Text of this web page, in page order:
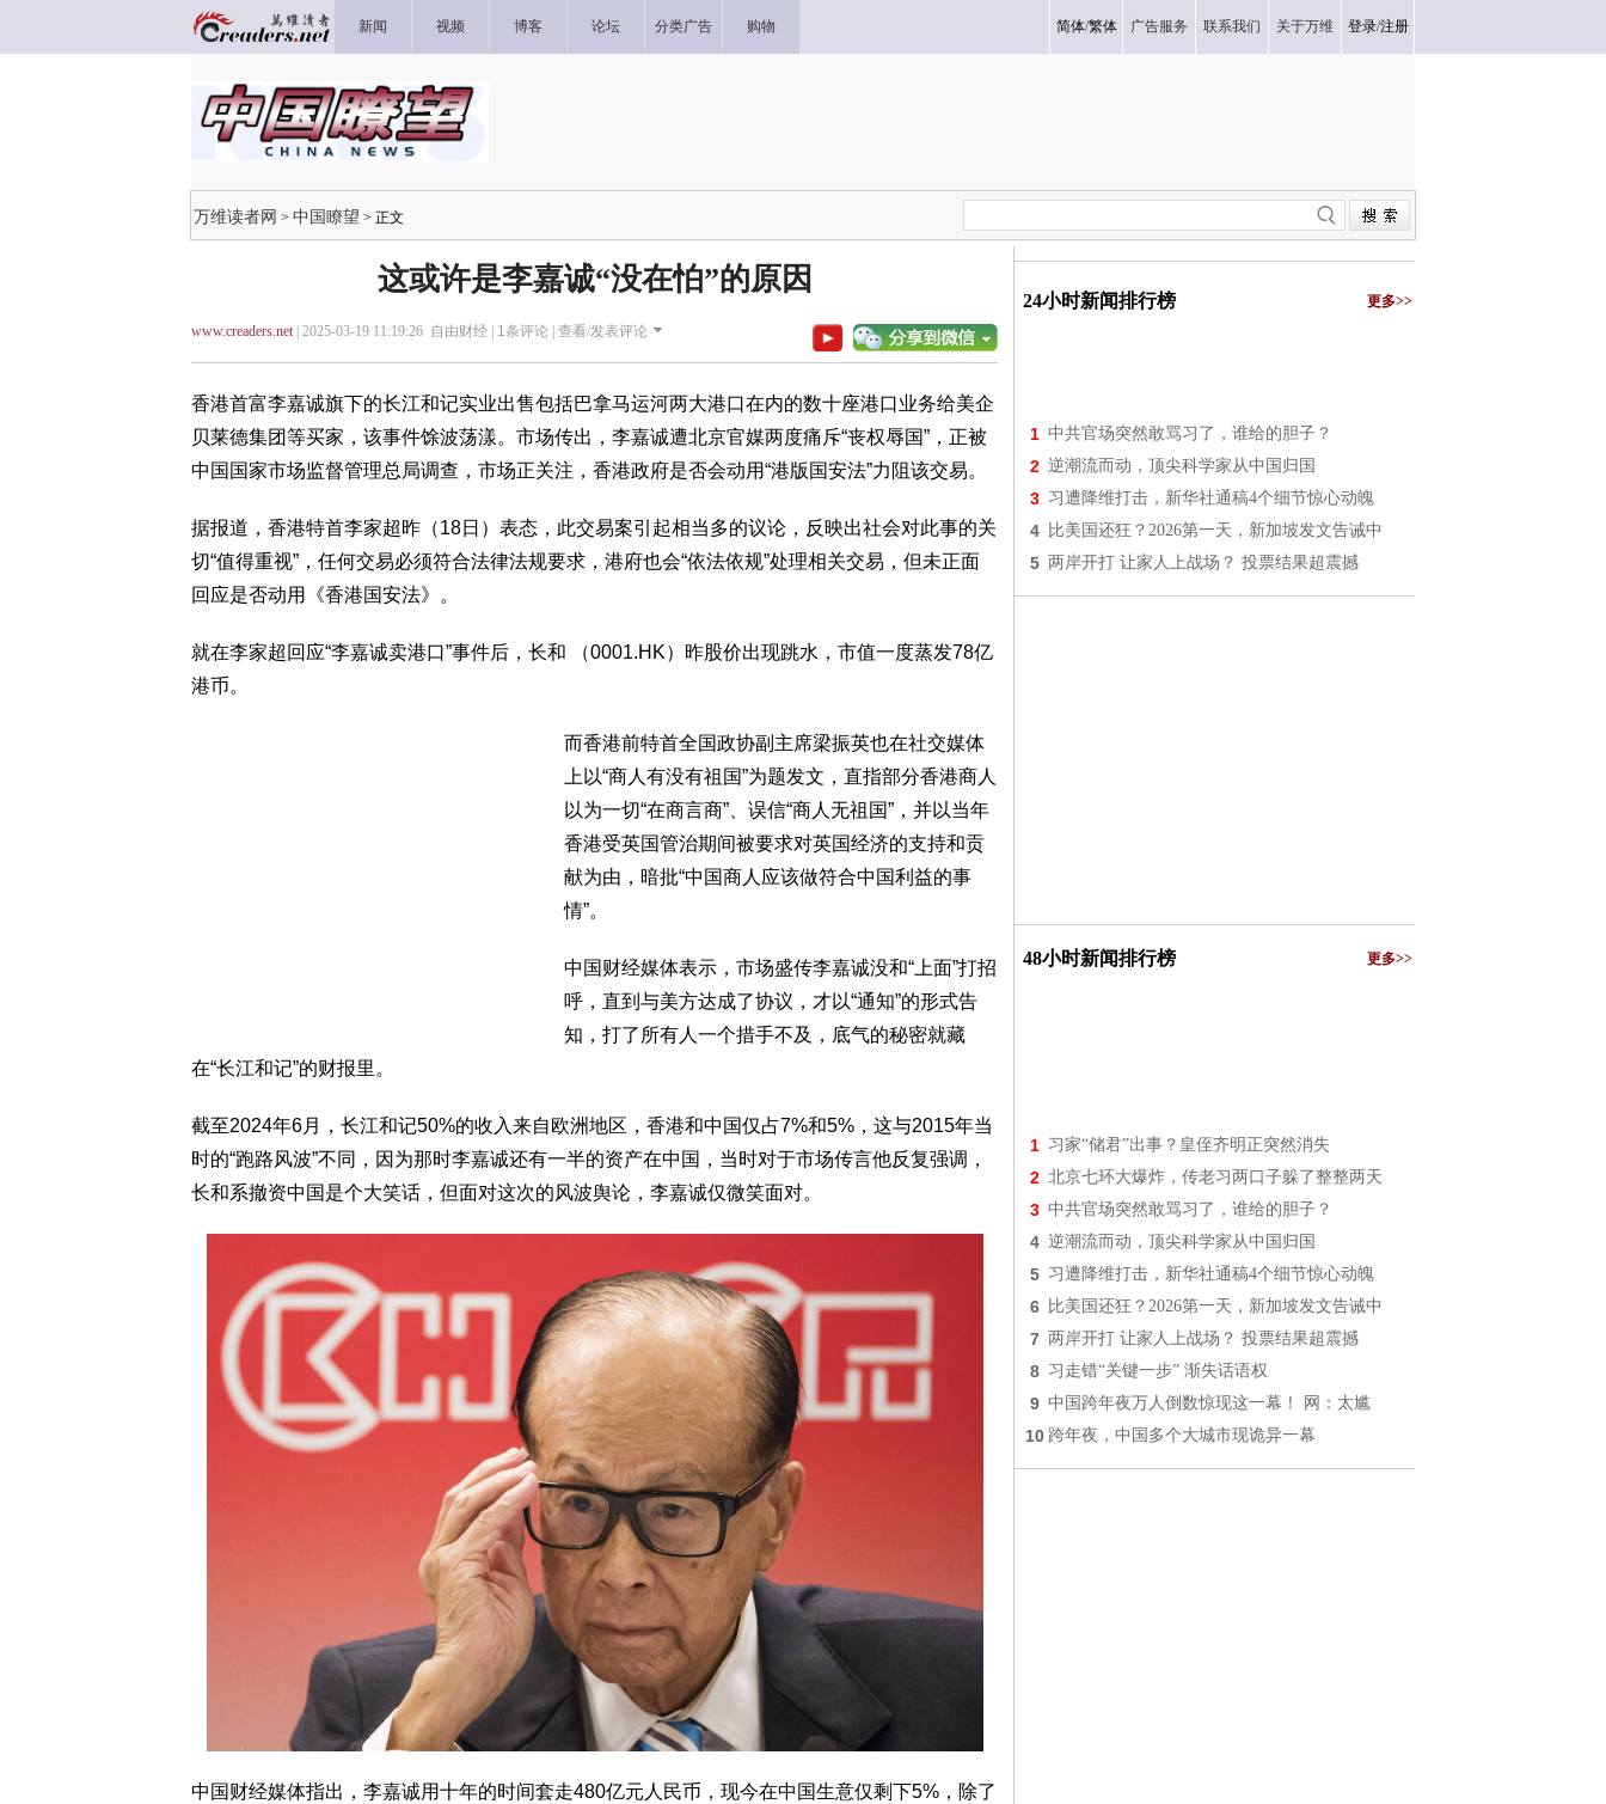
新闻 视频 博客 论坛 分类广告 购物 简体/繁体 广告服务 联系我们 关于万维 登录/注册
万维读者网 > 中国瞭望 > 正文
这或许是李嘉诚“没在怕”的原因
www.creaders.net| 2025-03-19 11:19:26 自由财经 | 1条评论 | 查看/发表评论
香港首富李嘉诚旗下的长江和记实业出售包括巴拿马运河两大港口在内的数十座港口业务给美企
贝莱德集团等买家，该事件馀波荡漾。市场传出，李嘉诚遭北京官媒两度痛斥“丧权辱国”，正被
中国国家市场监督管理总局调查，市场正关注，香港政府是否会动用“港版国安法”力阻该交易。
据报道，香港特首李家超昨（18日）表态，此交易案引起相当多的议论，反映出社会对此事的关
切“值得重视”，任何交易必须符合法律法规要求，港府也会“依法依规”处理相关交易，但未正面
回应是否动用《香港国安法》。
就在李家超回应“李嘉诚卖港口”事件后，长和 （0001.HK）昨股价出现跳水，市值一度蒸发78亿
港币。
而香港前特首全国政协副主席梁振英也在社交媒体
上以“商人有没有祖国”为题发文，直指部分香港商人
以为一切“在商言商”、误信“商人无祖国”，并以当年
香港受英国管治期间被要求对英国经济的支持和贡
献为由，暗批“中国商人应该做符合中国利益的事
情”。
中国财经媒体表示，市场盛传李嘉诚没和“上面”打招
呼，直到与美方达成了协议，才以“通知”的形式告
知，打了所有人一个措手不及，底气的秘密就藏
在“长江和记”的财报里。
截至2024年6月，长江和记50%的收入来自欧洲地区，香港和中国仅占7%和5%，这与2015年当
时的“跑路风波”不同，因为那时李嘉诚还有一半的资产在中国，当时对于市场传言他反复强调，
长和系撤资中国是个大笑话，但面对这次的风波舆论，李嘉诚仅微笑面对。
中国财经媒体指出，李嘉诚用十年的时间套走480亿元人民币，现今在中国生意仅剩下5%，除了
24小时新闻排行榜 更多>>
1 中共官场突然敢骂习了，谁给的胆子？
2 逆潮流而动，顶尖科学家从中国归国
3 习遭降维打击，新华社通稿4个细节惊心动魄
4 比美国还狂？2026第一天，新加坡发文告诫中
5 两岸开打 让家人上战场？ 投票结果超震撼
48小时新闻排行榜 更多>>
1 习家“储君”出事？皇侄齐明正突然消失
2 北京七环大爆炸，传老习两口子躲了整整两天
3 中共官场突然敢骂习了，谁给的胆子？
4 逆潮流而动，顶尖科学家从中国归国
5 习遭降维打击，新华社通稿4个细节惊心动魄
6 比美国还狂？2026第一天，新加坡发文告诫中
7 两岸开打 让家人上战场？ 投票结果超震撼
8 习走错“关键一步” 渐失话语权
9 中国跨年夜万人倒数惊现这一幕！ 网：太尴
10 跨年夜，中国多个大城市现诡异一幕